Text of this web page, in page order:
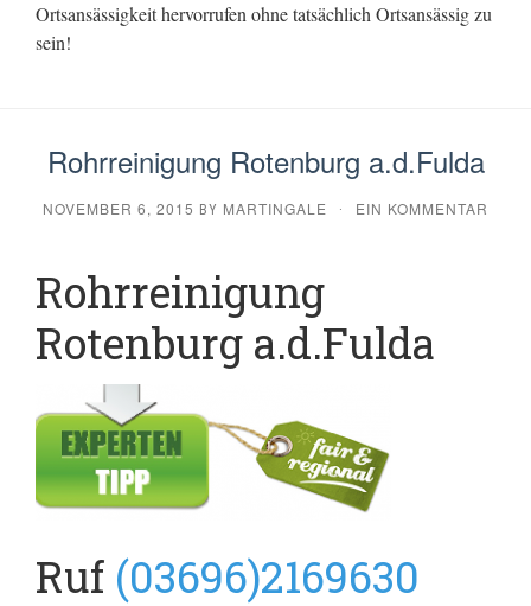
Ortsansässigkeit hervorrufen ohne tatsächlich Ortsansässig zu
sein!
Rohrreinigung Rotenburg a.d.Fulda
NOVEMBER 6, 2015 BY MARTINGALE · EIN KOMMENTAR
Rohrreinigung
Rotenburg a.d.Fulda
Ruf (03696)2169630